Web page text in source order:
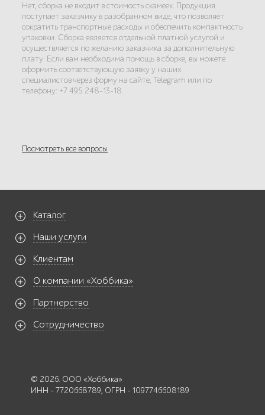
Нет, сборка не входит в стоимость скамеек. Продукция
поступает заказчику в разобранном виде, что позволяет
сократить транспортные расходы и обеспечить компактность
упаковки. Сборка является отдельной платной услугой и
осуществляется по желанию заказчика за дополнительную
плату. Если вам необходима помощь в сборке, вы можете
оформить соответствующую заявку у наших
специалистов через форму на сайте, Telegram или по
телефону: +7 495 248-13-18.
Посмотреть все вопросы
Каталог
Наши услуги
Клиентам
О компании «Хоббика»
Партнерство
Сотрудничество
© 2026. ООО «Хоббика»
ИНН - 7720668789, ОГРН - 1097746608189